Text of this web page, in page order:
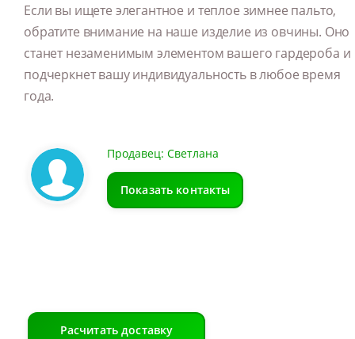
Если вы ищете элегантное и теплое зимнее пальто,
обратите внимание на наше изделие из овчины. Оно
станет незаменимым элементом вашего гардероба и
подчеркнет вашу индивидуальность в любое время
года.
Продавец: Светлана
Показать контакты
Расчитать доставку